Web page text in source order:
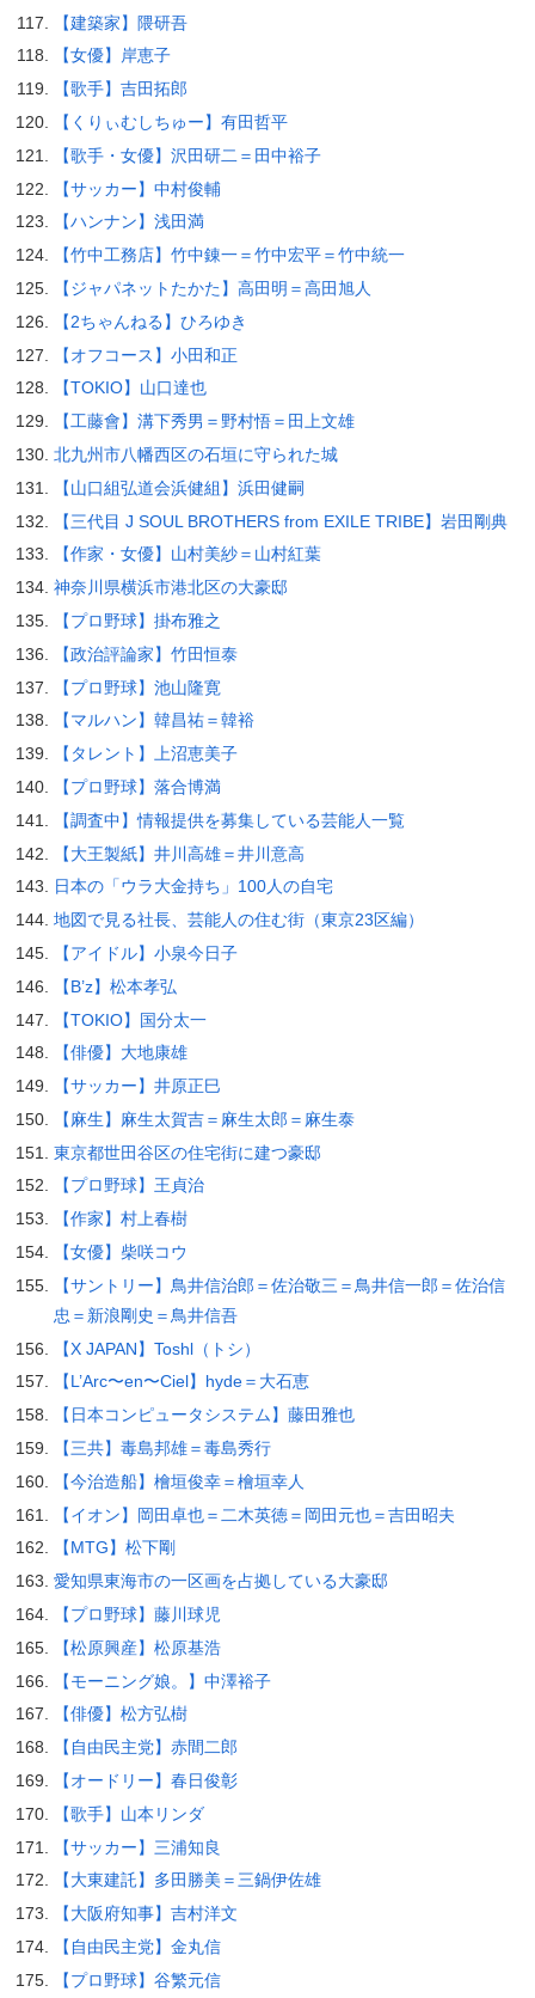
【建築家】隈研吾
【女優】岸恵子
【歌手】吉田拓郎
【くりぃむしちゅー】有田哲平
【歌手・女優】沢田研二＝田中裕子
【サッカー】中村俊輔
【ハンナン】浅田満
【竹中工務店】竹中錬一＝竹中宏平＝竹中統一
【ジャパネットたかた】高田明＝高田旭人
【2ちゃんねる】ひろゆき
【オフコース】小田和正
【TOKIO】山口達也
【工藤會】溝下秀男＝野村悟＝田上文雄
北九州市八幡西区の石垣に守られた城
【山口組弘道会浜健組】浜田健嗣
【三代目 J SOUL BROTHERS from EXILE TRIBE】岩田剛典
【作家・女優】山村美紗＝山村紅葉
神奈川県横浜市港北区の大豪邸
【プロ野球】掛布雅之
【政治評論家】竹田恒泰
【プロ野球】池山隆寛
【マルハン】韓昌祐＝韓裕
【タレント】上沼恵美子
【プロ野球】落合博満
【調査中】情報提供を募集している芸能人一覧
【大王製紙】井川高雄＝井川意高
日本の「ウラ大金持ち」100人の自宅
地図で見る社長、芸能人の住む街（東京23区編）
【アイドル】小泉今日子
【B’z】松本孝弘
【TOKIO】国分太一
【俳優】大地康雄
【サッカー】井原正巳
【麻生】麻生太賀吉＝麻生太郎＝麻生泰
東京都世田谷区の住宅街に建つ豪邸
【プロ野球】王貞治
【作家】村上春樹
【女優】柴咲コウ
【サントリー】鳥井信治郎＝佐治敬三＝鳥井信一郎＝佐治信
忠＝新浪剛史＝鳥井信吾
【X JAPAN】Toshl（トシ）
【L’Arc〜en〜Ciel】hyde＝大石恵
【日本コンピュータシステム】藤田雅也
【三共】毒島邦雄＝毒島秀行
【今治造船】檜垣俊幸＝檜垣幸人
【イオン】岡田卓也＝二木英徳＝岡田元也＝吉田昭夫
【MTG】松下剛
愛知県東海市の一区画を占拠している大豪邸
【プロ野球】藤川球児
【松原興産】松原基浩
【モーニング娘。】中澤裕子
【俳優】松方弘樹
【自由民主党】赤間二郎
【オードリー】春日俊彰
【歌手】山本リンダ
【サッカー】三浦知良
【大東建託】多田勝美＝三鍋伊佐雄
【大阪府知事】吉村洋文
【自由民主党】金丸信
【プロ野球】谷繁元信